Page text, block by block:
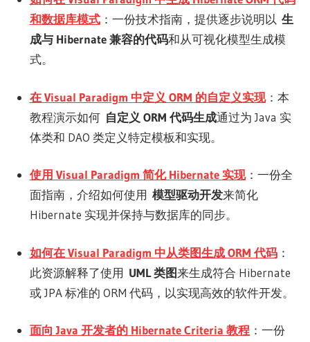
和数据库模式：一份技术指南，提供逐步说明以 生
成与 Hibernate 兼容的代码和从可视化模型生成模
式。
在 Visual Paradigm 中定义 ORM 的自定义实现：本
教程演示如何 自定义 ORM 代码生成通过为 Java 实
体类和 DAO 类定义特定模板和实现。
使用 Visual Paradigm 简化 Hibernate 实现：一份全
面指南，介绍如何使用 模型驱动开发来简化
Hibernate 实现并保持与数据库的同步。
如何在 Visual Paradigm 中从类图生成 ORM 代码：
此资源解释了使用 UML 类图来生成符合 Hibernate
或 JPA 标准的 ORM 代码，以实现高效的软件开发。
面向 Java 开发者的 Hibernate Criteria 教程：一份